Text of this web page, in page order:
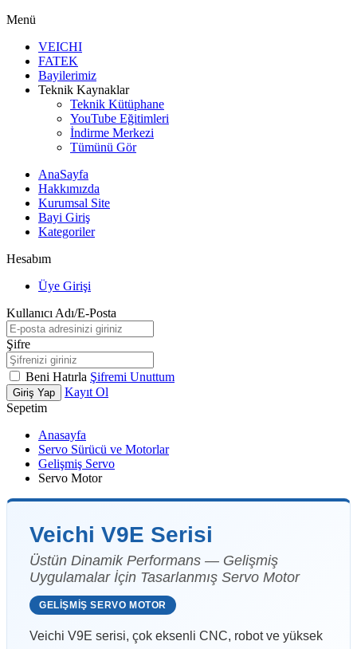
Menü
VEICHI
FATEK
Bayilerimiz
Teknik Kaynaklar
Teknik Kütüphane
YouTube Eğitimleri
İndirme Merkezi
Tümünü Gör
AnaSayfa
Hakkımızda
Kurumsal Site
Bayi Giriş
Kategoriler
Hesabım
Üye Girişi
Kullanıcı Adı/E-Posta
Şifre
Beni Hatırla Şifremi Unuttum
Giriş Yap
Kayıt Ol
Sepetim
Anasayfa
Servo Sürücü ve Motorlar
Gelişmiş Servo
Servo Motor
Veichi V9E Serisi
Üstün Dinamik Performans — Gelişmiş
Uygulamalar İçin Tasarlanmış Servo Motor
GELIŞMIŞ SERVO MOTOR
Veichi V9E serisi, çok eksenli CNC, robot ve yüksek